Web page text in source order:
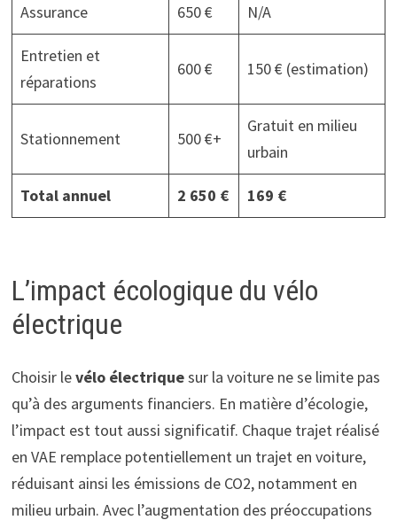
Assurance 650 € N/A
Entretien et
réparations
600 € 150 € (estimation)
Stationnement 500 €+
Gratuit en milieu
urbain
Total annuel 2 650 € 169 €
L’impact écologique du vélo
électrique
Choisir levélo électriquesur la voiture ne se limite pas
qu’à des arguments financiers. En matière d’écologie,
l’impact est tout aussi significatif. Chaque trajet réalisé
en VAE remplace potentiellement un trajet en voiture,
réduisant ainsi les émissions de CO2, notamment en
milieu urbain. Avec l’augmentation des préoccupations